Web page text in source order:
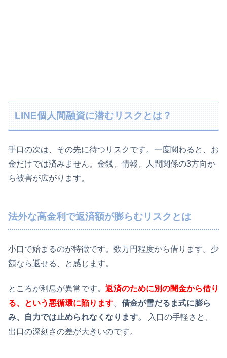
LINE個人間融資に潜むリスクとは？
手口の次は、その先に待つリスクです。一度関わると、お
金だけでは済みません。金銭、情報、人間関係の3方向か
ら被害が広がります。
法外な高金利で返済額が膨らむリスクとは
小口で始まるのが特徴です。数万円程度から借ります。少
額なら返せる、と感じます。
ところが利息が異常です。 返済のために別の闇金から借り
る、という悪循環に陥ります。 借金が雪だるま式に膨ら
み、自力では止められなくなります。
入口の手軽さと、
出口の深刻さの差が大きいのです。